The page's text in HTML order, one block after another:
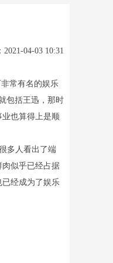
04-03 10:31
常有名的娱乐
包括王迅，那时
也算得上是顺
多人看出了端
似乎已经占据
经成为了娱乐